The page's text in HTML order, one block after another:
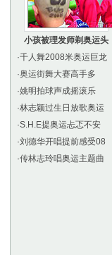
小孩被理发师剃奥运头
·千人舞2008米奥运巨龙
·奥运街舞大赛高手多
·姚明拍球声成摇滚乐
·林志颖过生日放歌奥运
·S.H.E提奥运忐忑不安
·刘德华开唱提前感受08
·传林志玲唱奥运主题曲